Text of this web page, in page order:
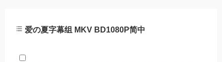
爱の夏字幕组 MKV BD1080P简中